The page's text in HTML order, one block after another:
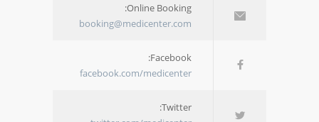
Online Booking:
booking@medicenter.com
Facebook:
facebook.com/medicenter
Twitter: